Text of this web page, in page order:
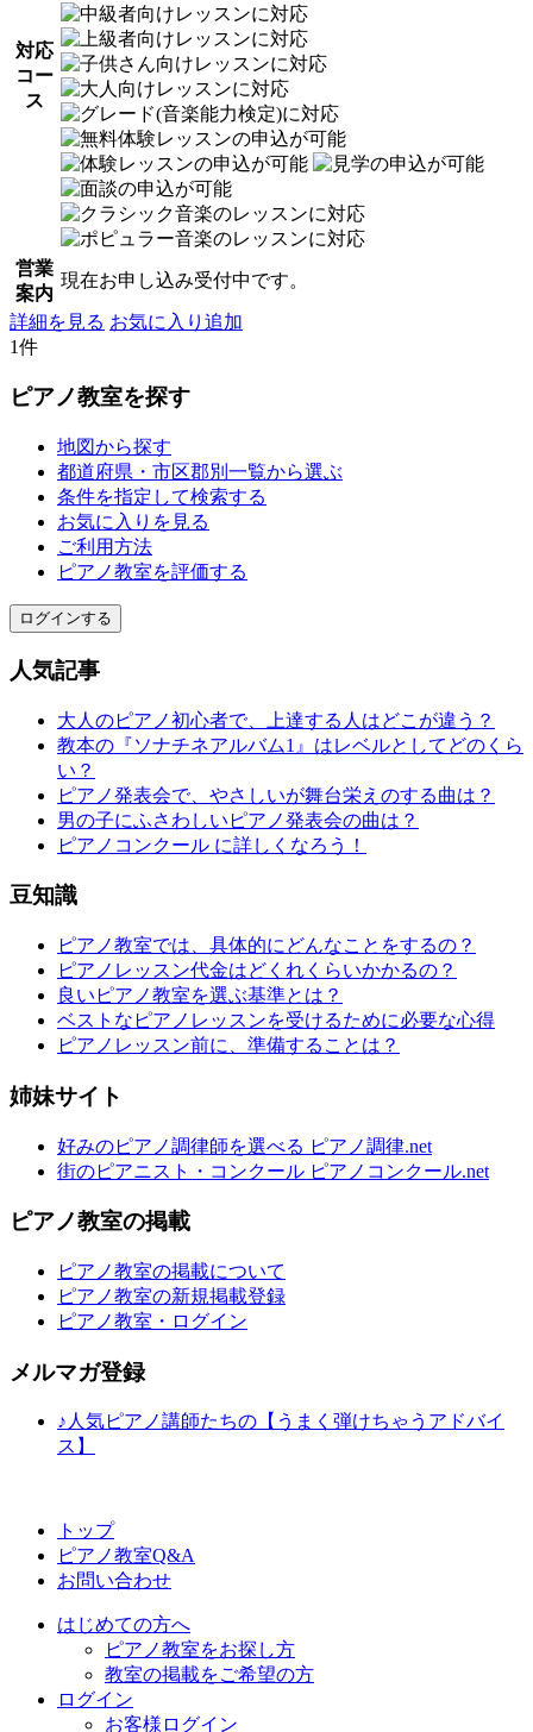
対応
コー
ス
営業
案内
現在お申し込み受付中です。
詳細を見る お気に入り追加
1件
ピアノ教室を探す
地図から探す
都道府県・市区郡別一覧から選ぶ
条件を指定して検索する
お気に入りを見る
ご利用方法
ピアノ教室を評価する
ログインする
人気記事
大人のピアノ初心者で、上達する人はどこが違う？
教本の『ソナチネアルバム1』はレベルとしてどのくら
い？
ピアノ発表会で、やさしいが舞台栄えのする曲は？
男の子にふさわしいピアノ発表会の曲は？
ピアノコンクール に詳しくなろう！
豆知識
ピアノ教室では、具体的にどんなことをするの？
ピアノレッスン代金はどくれくらいかかるの？
良いピアノ教室を選ぶ基準とは？
ベストなピアノレッスンを受けるために必要な心得
ピアノレッスン前に、準備することは？
姉妹サイト
好みのピアノ調律師を選べる ピアノ調律.net
街のピアニスト・コンクール ピアノコンクール.net
ピアノ教室の掲載
ピアノ教室の掲載について
ピアノ教室の新規掲載登録
ピアノ教室・ログイン
メルマガ登録
♪人気ピアノ講師たちの【うまく弾けちゃうアドバイ
ス】
トップ
ピアノ教室Q&A
お問い合わせ
はじめての方へ
ピアノ教室をお探し方
教室の掲載をご希望の方
ログイン
お客様ログイン